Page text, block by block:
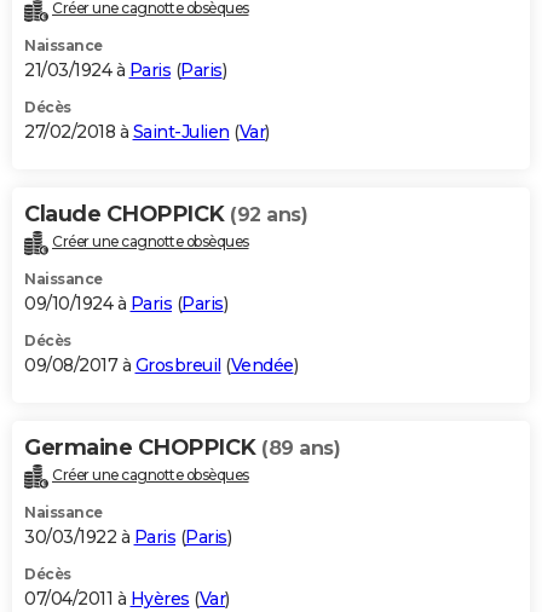
Créer une cagnotte obsèques
Naissance
21/03/1924 à Paris (Paris)
Décès
27/02/2018 à Saint-Julien (Var)
Claude CHOPPICK (92 ans)
Créer une cagnotte obsèques
Naissance
09/10/1924 à Paris (Paris)
Décès
09/08/2017 à Grosbreuil (Vendée)
Germaine CHOPPICK (89 ans)
Créer une cagnotte obsèques
Naissance
30/03/1922 à Paris (Paris)
Décès
07/04/2011 à Hyères (Var)